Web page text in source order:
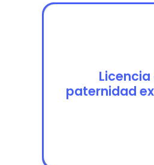
Licencia
paternidad
Licencia
paternidad